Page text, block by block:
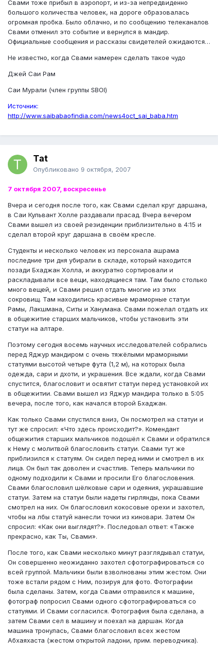
Свами тоже прибыл в аэропорт, и из-за непредвиденно
большого количества человек, на дороге образовалась
огромная пробка. Было облачно, и по сообщению телеканалов
Свами отменил это событие и вернулся в мандир.
Официальные сообщения и рассказы свидетелей ожидаются…
Не известно, когда Свами намерен сделать такое чудо
Джей Саи Рам
Саи Мурали (член группы SBOI)
Источник:
http://www.saibabaofindia.com/news4oct_sai_baba.htm
Tat
Опубликовано 9 октября, 2007
7 октября 2007, воскресенье
Вчера и сегодня после того, как Свами сделал круг даршана,
в Саи Кульвант Холле раздавали прасад. Вчера вечером
Свами вышел из своей резиденции приблизительно в 4:15 и
сделал второй круг даршана в своём кресле.
Студенты и несколько человек из персонала ашрама
последние три дня убирали в складе, который находится
позади Бхаджан Холла, и аккуратно сортировали и
раскладывали все вещи, находящиеся там. Там было столько
много вещей, и Свами решил отдать многие из этих
сокровищ. Там находились красивые мраморные статуи
Рамы, Лакшмана, Ситы и Ханумана. Свами пожелал отдать их
в общежитие старших мальчиков, чтобы установить эти
статуи на алтаре.
Поэтому сегодня восемь научных исследователей собрались
перед Яджур мандиром с очень тяжёлыми мраморными
статуями высотой четыре фута (1,2 м), на которых была
одежда, сари и дхоти, и украшения. Все ждали, когда Свами
спустится, благословит и освятит статуи перед установкой их
в общежитии. Свами вышел из Яджур мандира только в 5:05
вечера, после того, как начался второй Бхаджан.
Как только Свами спустился вниз, Он посмотрел на статуи и
тут же спросил: «Что здесь происходит?». Комендант
общежития старших мальчиков подошёл к Свами и обратился
к Нему с молитвой благословить статуи. Свами тут же
приблизился к статуям. Он сидел перед ними и смотрел в их
лица. Он был так доволен и счастлив. Теперь мальчики по
одному подходили к Свами и просили Его благословения.
Свами благословил шёлковые сари и одеяния, украшавшие
статуи. Затем на статуи были надеты гирлянды, пока Свами
смотрел на них. Он благословил кокосовые орехи и захотел,
чтобы на лбы статуй нанесли точки из киновари. Затем Он
спросил: «Как они выглядят?». Последовал ответ: «Также
прекрасно, как Ты, Свами».
После того, как Свами несколько минут разглядывал статуи,
Он совершенно неожиданно захотел сфотографироваться со
всей группой. Мальчики были взволнованы этим жестом. Они
тоже встали рядом с Ним, позируя для фото. Фотографии
была сделаны. Затем, когда Свами отправился к машине,
фотограф попросил Свами одного сфотографироваться со
статуями. И Свами согласился. Фотография была сделана, а
затем Свами сел в машину и поехал на даршан. Когда
машина тронулась, Свами благословил всех жестом
Абхаяхаста (жестом открытой ладони, прим. переводчика).